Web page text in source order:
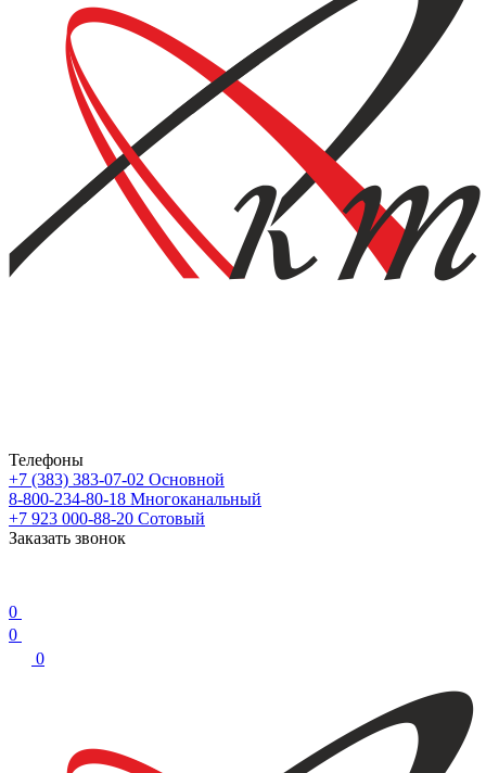
Телефоны
+7 (383) 383-07-02 Основной
8-800-234-80-18 Многоканальный
+7 923 000-88-20 Сотовый
Заказать звонок
0
0
0